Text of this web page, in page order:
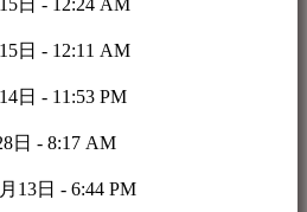
日 - 12:11 AM
日 - 11:53 PM
日 - 8:17 AM
13日 - 6:44 PM